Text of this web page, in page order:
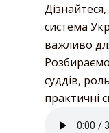
система
важливо
суддів,
практичні